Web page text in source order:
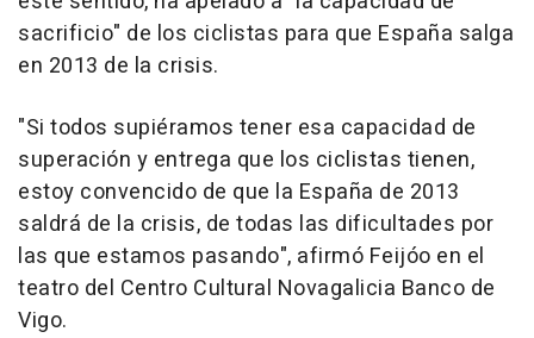
sacrificio" de los ciclistas para que España salga
en 2013 de la crisis.
"Si todos supiéramos tener esa capacidad de
superación y entrega que los ciclistas tienen,
estoy convencido de que la España de 2013
saldrá de la crisis, de todas las dificultades por
las que estamos pasando", afirmó Feijóo en el
teatro del Centro Cultural Novagalicia Banco de
Vigo.